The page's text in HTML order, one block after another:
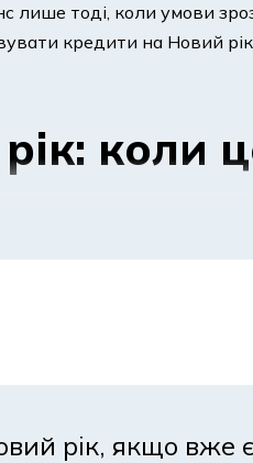
лише тоді, коли умови
кредити на Новий
коли
у ситуаціях, коли
рік, якщо вже